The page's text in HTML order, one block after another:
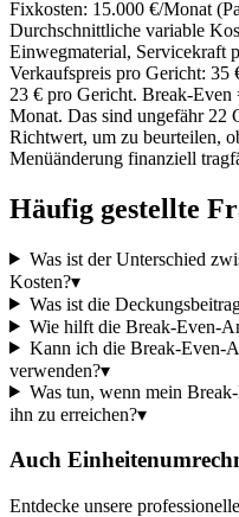
Fixkosten: 15.000 €/Monat
Durchschnittliche variable
Einwegmaterial, Servicekraft
Verkaufspreis pro Gericht:
23 € pro Gericht. Break-
Monat. Das sind ungefähr
Richtwert, um zu beurteilen,
Menüänderung finanziell
Häufig gestellte
Was ist der Unterschied
Kosten?▾
Was ist die
Wie hilft die Break-Even-
Kann ich die Break-Even-
verwenden?▾
Was tun, wenn mein
ihn zu erreichen?▾
Auch
Entdecke unsere